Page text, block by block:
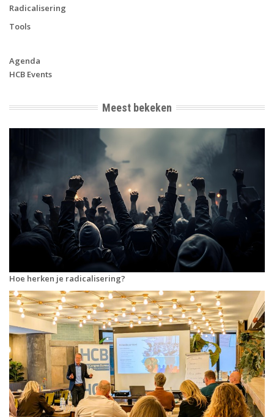
Radicalisering
Tools
Agenda
HCB Events
Meest bekeken
Hoe herken je radicalisering?